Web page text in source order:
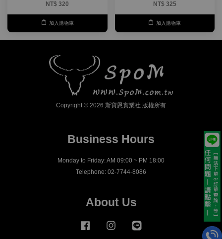
NT$ 320
加入購物車
NT$ 325
加入購物車
Copyright © 2026 斯寶恩實業社 版權所有
Business Hours
Monday to Friday: AM 09:00 ~ PM 18:00
Telephone: 02-7744-8086
About Us
Facebook Instagram